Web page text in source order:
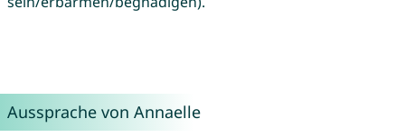
Aussprache von Annaelle